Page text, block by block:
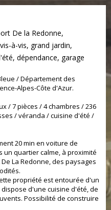
De la Redonne,
à-vis, grand jardin,
dépendance, garage
/ Département des
Alpes-Côte d'Azur.
/ 7 pièces / 4 chambres / 236
/ véranda / cuisine d'été /
20 min en voiture de
quartier calme, à proximité
La Redonne, des paysages
propriété est entourée d'un
d'une cuisine d'été, de
Possibilité de construire